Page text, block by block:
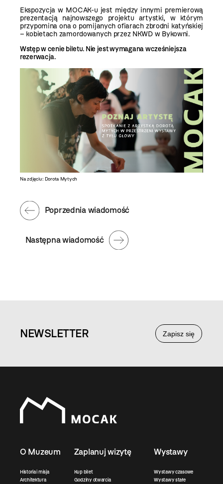
Ekspozycja w MOCAK-u jest między innymi premierową
prezentacją najnowszego projektu artystki, w którym
przypomina ona o pomijanych ofiarach zbrodni katyńskiej
– kobietach zamordowanych przez NKWD w Bykowni.
Wstęp w cenie biletu. Nie jest wymagana wcześniejsza
rezerwacja.
Na zdjęciu: Dorota Mytych
Następna wiadomość
Poprzednia wiadomość
Zapisz się
NEWSLETTER
O Muzeum
Historia i misja
Architektura
Zaplanuj wizytę
Kup bilet
Godziny otwarcia
Wystawy
Wystawy czasowe
Wystawy stałe